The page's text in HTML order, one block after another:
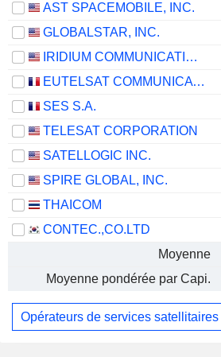
AST SPACEMOBILE, INC.
GLOBALSTAR, INC.
IRIDIUM COMMUNICATIONS INC.
EUTELSAT COMMUNICATIONS
SES S.A.
TELESAT CORPORATION
SATELLOGIC INC.
SPIRE GLOBAL, INC.
THAICOM
CONTEC.,CO.LTD
Moyenne
Moyenne pondérée par Capi.
Opérateurs de services satellitaires